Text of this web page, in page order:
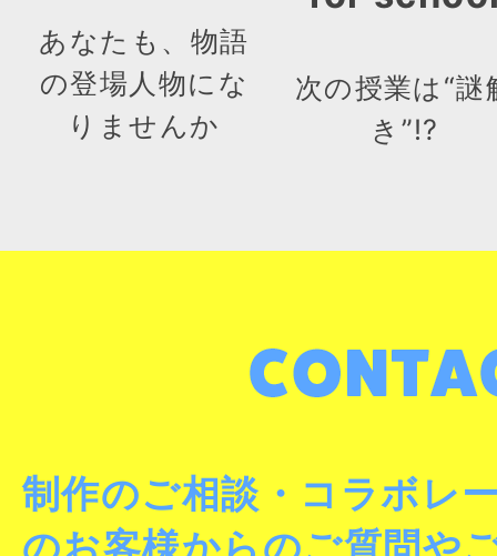
あなたも、物語
の登場人物にな
りませんか
次の授業は“謎
き”!?
制作のご相談・コラボレ
のお客様からのご質問や